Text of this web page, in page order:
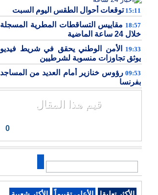
15:11 توقعات أحوال الطقس اليوم السبت
18:57 مقاييس التساقطات المطرية المسجلة
خلال 24 ساعة الماضية
19:33 الأمن الوطني يحقق في شريط فيديو
يوثق تجاوزات منسوبة لشرطيين
09:53 رؤوس خنازير أمام العديد من المساجد
بفرنسا
قيم هذا المقال
0